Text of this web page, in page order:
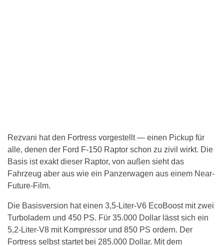
Rezvani hat den Fortress vorgestellt — einen Pickup für
alle, denen der Ford F-150 Raptor schon zu zivil wirkt. Die
Basis ist exakt dieser Raptor, von außen sieht das
Fahrzeug aber aus wie ein Panzerwagen aus einem Near-
Future-Film.
Die Basisversion hat einen 3,5-Liter-V6 EcoBoost mit zwei
Turboladern und 450 PS. Für 35.000 Dollar lässt sich ein
5,2-Liter-V8 mit Kompressor und 850 PS ordern. Der
Fortress selbst startet bei 285.000 Dollar. Mit dem